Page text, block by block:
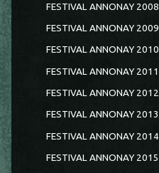
FESTIVAL ANNONAY 2008
FESTIVAL ANNONAY 2009
FESTIVAL ANNONAY 2010
FESTIVAL ANNONAY 2011
FESTIVAL ANNONAY 2012
FESTIVAL ANNONAY 2013
FESTIVAL ANNONAY 2014
FESTIVAL ANNONAY 2015